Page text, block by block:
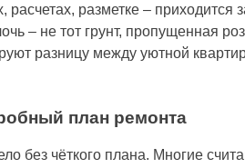
разметке – приходится
– не тот грунт, пропущенная
разницу между уютной
план ремонта
без чёткого плана. Многие